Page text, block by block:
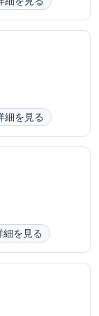
細を見る
細を見る